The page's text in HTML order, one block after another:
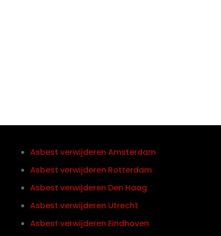
Asbest verwijderen Amsterdam
Asbest verwijderen Rotterdam
Asbest verwijderen Den Haag
Asbest verwijderen Utrecht
Asbest verwijderen Eindhoven